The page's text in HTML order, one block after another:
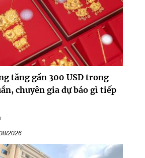
tăng gần 300 USD trong
chuyên gia dự báo gì tiếp
2026